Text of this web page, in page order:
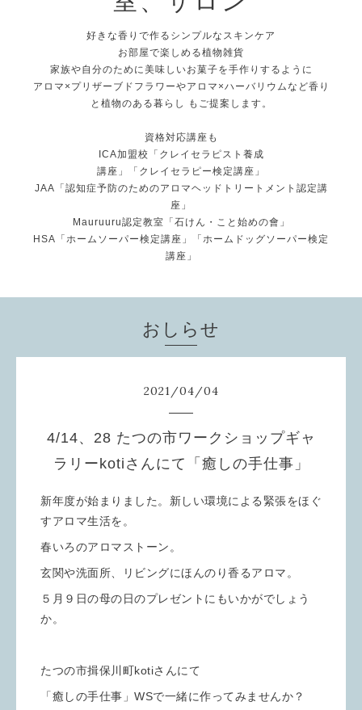
好きな香りで作るシンプルなスキンケア
お部屋で楽しめる植物雑貨
家族や自分のために美味しいお菓子を手作りするように
アロマ×プリザーブドフラワーやアロマ×ハーバリウムなど香り
と植物のある暮らし もご提案します。
資格対応講座も
ICA加盟校「クレイセラピスト養成
講座」「クレイセラピー検定講座」
JAA「認知症予防のためのアロマヘッドトリートメント認定講
座」
Mauruuru認定教室「石けん・こと始めの會」
HSA「ホームソーパー検定講座」「ホームドッグソーパー検定
講座」
おしらせ
2021/04/04
4/14、28 たつの市ワークショップギャ
ラリーkotiさんにて「癒しの手仕事」
新年度が始まりました。新しい環境による緊張をほぐ
すアロマ生活を。
春いろのアロマストーン。
玄関や洗面所、リビングにほんのり香るアロマ。
５月９日の母の日のプレゼントにもいかがでしょう
か。
たつの市揖保川町kotiさんにて
「癒しの手仕事」WSで一緒に作ってみませんか？